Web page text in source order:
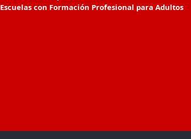
Escuelas con Formación Profesional para Adultos